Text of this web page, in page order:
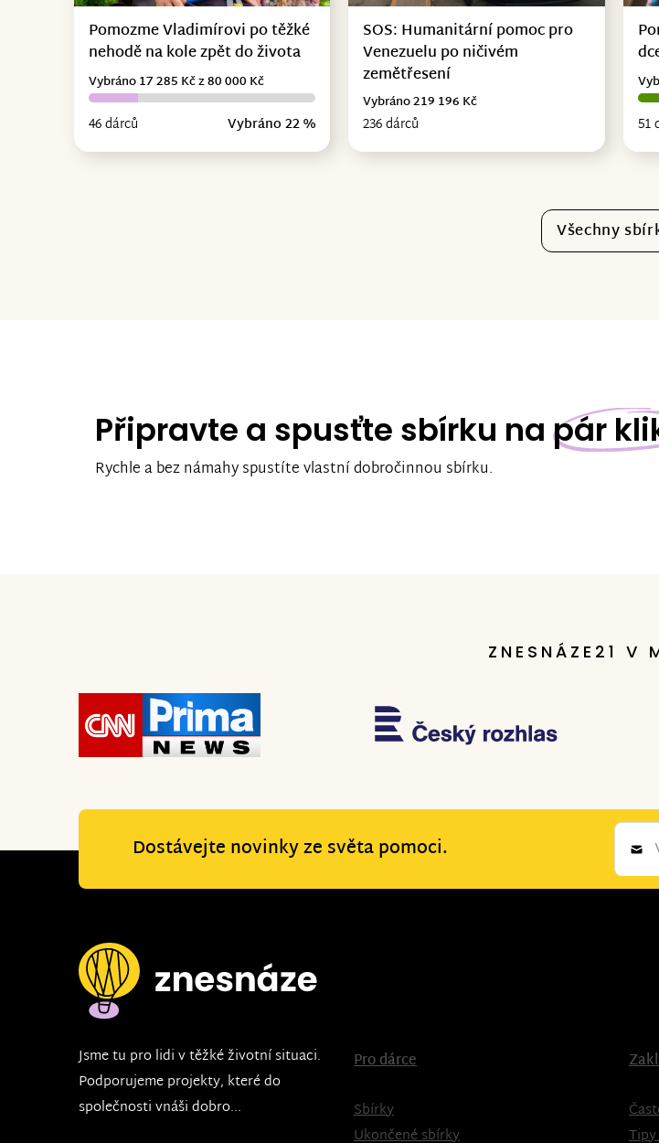
Pomozme Vladimírovi po těžké
nehodě na kole zpět do života
46 dárců Vybráno 22 %
Vybráno 17 285 Kč z 80 000 Kč
SOS: Humanitární pomoc pro
Venezuelu po ničivém
zemětřesení
236 dárců
Vybráno 219 196 Kč
51
Všechny
Připravte a spusťte sbírku na pár
Rychle a bez námahy spustíte vlastní dobročinnou sbírku.
ZNESNÁZE21 V
Dostávejte novinky ze světa pomoci.
Jsme tu pro lidi v těžké životní situaci.
Podporujeme projekty, které do
společnosti vnáši dobro...
Pro dárce
Sbírky
Ukončené sbírky